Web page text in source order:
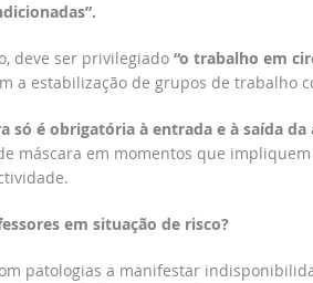
deve ser privilegiado“o trabalho em
a estabilização de grupos de trabalho
só é obrigatória à entrada e à saída da
máscara em momentos que
em situação de risco?
patologias a manifestar